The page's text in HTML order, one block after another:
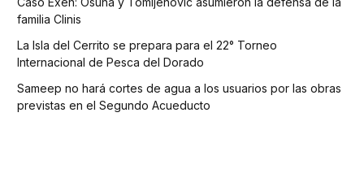
familia Clinis
La Isla del Cerrito se prepara para el 22° Torneo
Internacional de Pesca del Dorado
Sameep no hará cortes de agua a los usuarios por las obras
previstas en el Segundo Acueducto